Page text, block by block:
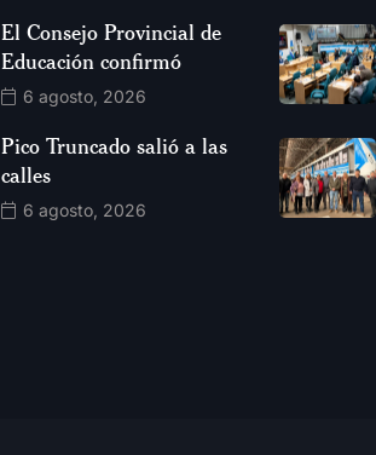
El Consejo Provincial de
Educación confirmó
6 agosto, 2026
Pico Truncado salió a las
calles
6 agosto, 2026